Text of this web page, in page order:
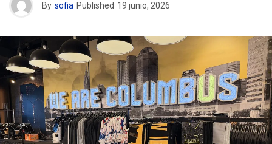
By sofia Published 19 junio, 2026